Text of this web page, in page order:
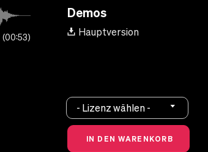
00:53
Demos
Hauptversion
- Lizenz wählen -